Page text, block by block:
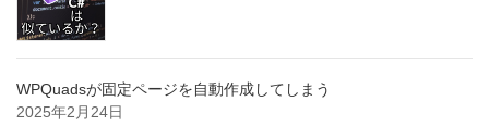
WPQuadsが固定ページを自動作成してしまう
2025年2月24日